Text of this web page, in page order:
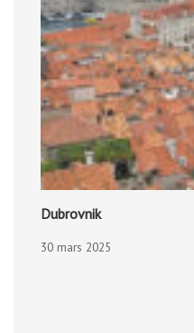
Dubrovnik
30 mars 2025